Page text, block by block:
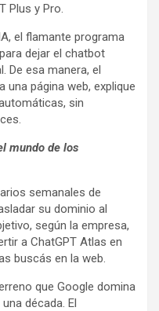
Plus y Pro.
el flamante programa
dejar el chatbot
De esa manera, el
una página web, explique
sin
mundo de los
semanales de
su dominio al
según la empresa,
a ChatGPT Atlas en
buscás en la web.
que Google domina
década. El